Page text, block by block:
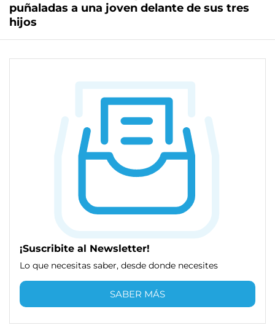
puñaladas a una joven delante de sus tres
hijos
¡Suscribite al Newsletter!
Lo que necesitas saber, desde donde necesites
SABER MÁS